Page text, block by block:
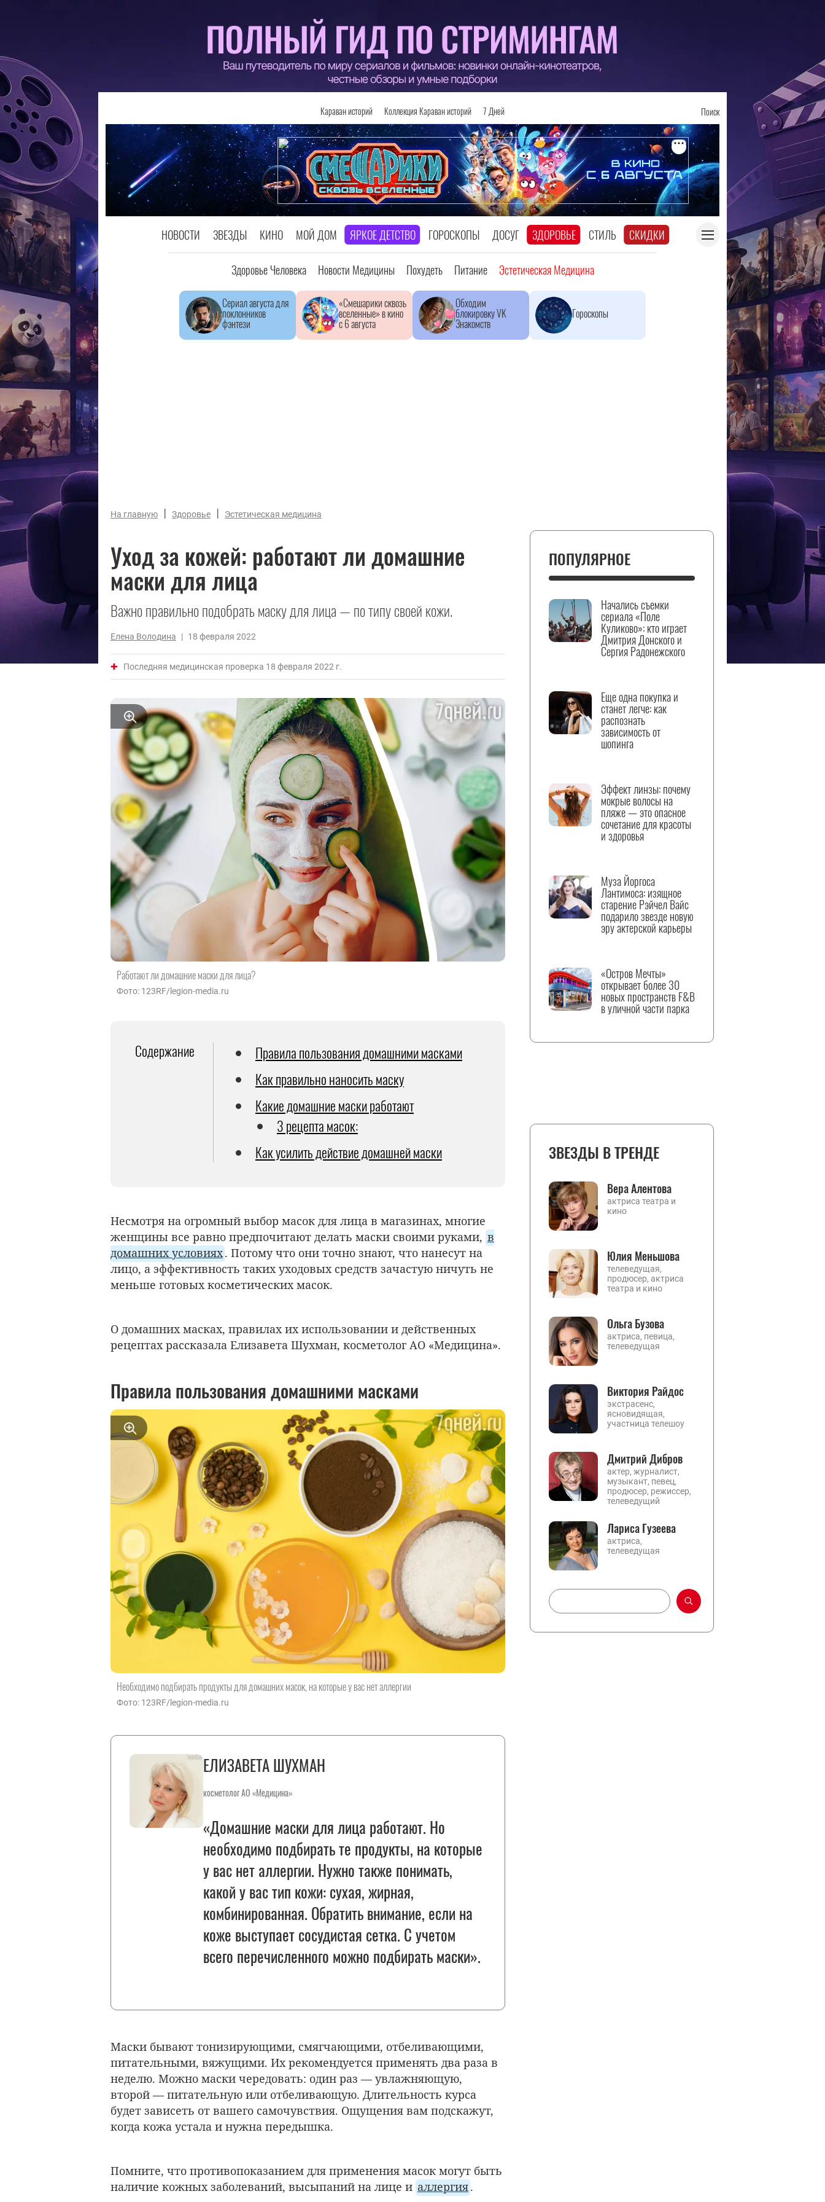
Караван историй Коллекция Караван историй 7 Дней Поиск
НОВОСТИ ЗВЕЗДЫ КИНО МОЙ ДОМ ЯРКОЕ ДЕТСТВО ГОРОСКОПЫ ДОСУГ ЗДОРОВЬЕ СТИЛЬ СКИДКИ
Здоровье Человека Новости Медицины Похудеть Питание Эстетическая Медицина
Сериал августа для
поклонников
фэнтези
«Смешарики сквозь
вселенные» в кино
с 6 августа
Обходим
блокировку VK
Знакомств
Гороскопы
На главную | Здоровье | Эстетическая медицина
Уход за кожей: работают ли домашние
маски для лица
Важно правильно подобрать маску для лица — по типу своей кожи.
Елена Володина | 18 февраля 2022
Последняя медицинская проверка 18 февраля 2022 г.
Работают ли домашние маски для лица?
Фото: 123RF/legion-media.ru
Содержание
Правила пользования домашними масками
Как правильно наносить маску
Какие домашние маски работают
3 рецепта масок:
Как усилить действие домашней маски
Несмотря на огромный выбор масок для лица в магазинах, многие
женщины все равно предпочитают делать маски своими руками, в
домашних условиях. Потому что они точно знают, что нанесут на
лицо, а эффективность таких уходовых средств зачастую ничуть не
меньше готовых косметических масок.
О домашних масках, правилах их использовании и действенных
рецептах рассказала Елизавета Шухман, косметолог АО «Медицина».
Правила пользования домашними масками
Необходимо подбирать продукты для домашних масок, на которые у вас нет аллергии
Фото: 123RF/legion-media.ru
ЕЛИЗАВЕТА ШУХМАН
косметолог АО «Медицина»
«Домашние маски для лица работают. Но
необходимо подбирать те продукты, на которые
у вас нет аллергии. Нужно также понимать,
какой у вас тип кожи: сухая, жирная,
комбинированная. Обратить внимание, если на
коже выступает сосудистая сетка. С учетом
всего перечисленного можно подбирать маски».
Маски бывают тонизирующими, смягчающими, отбеливающими,
питательными, вяжущими. Их рекомендуется применять два раза в
неделю. Можно маски чередовать: один раз — увлажняющую,
второй — питательную или отбеливающую. Длительность курса
будет зависеть от вашего самочувствия. Ощущения вам подскажут,
когда кожа устала и нужна передышка.
Помните, что противопоказанием для применения масок могут быть
наличие кожных заболеваний, высыпаний на лице и аллергия.
ПОПУЛЯРНОЕ
Начались съемки
сериала «Поле
Куликово»: кто играет
Дмитрия Донского и
Сергия Радонежского
Еще одна покупка и
станет легче: как
распознать
зависимость от
шопинга
Эффект линзы: почему
мокрые волосы на
пляже — это опасное
сочетание для красоты
и здоровья
Муза Йоргоса
Лантимоса: изящное
старение Рэйчел Вайс
подарило звезде новую
эру актерской карьеры
«Остров Мечты»
открывает более 30
новых пространств F&B
в уличной части парка
ЗВЕЗДЫ В ТРЕНДЕ
Вера Алентова
актриса театра и
кино
Юлия Меньшова
телеведущая,
продюсер, актриса
театра и кино
Ольга Бузова
актриса, певица,
телеведущая
Виктория Райдос
экстрасенс,
ясновидящая,
участница телешоу
Дмитрий Дибров
актер, журналист,
музыкант, певец,
продюсер, режиссер,
телеведущий
Лариса Гузеева
актриса,
телеведущая